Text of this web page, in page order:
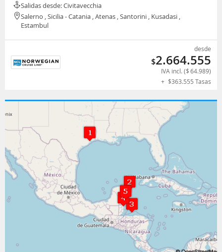
Salidas desde: Civitavecchia
Salerno , Sicilia - Catania , Atenas , Santorini , Kusadasi ,
Estambul
desde
$2.664.555
IVA incl. ($64.989)
+ $363.555 Tasas